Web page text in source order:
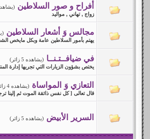
أفراح و صور السلاطين (يشاهده 14
زواج , تهاني , مواليد
مجالس وَ أشعار السلاطين
يهتم بأمور السلاطين عامة وبكل مايخص
في ضيافــتـنــا (يشاهده 5 زائر)
يختص بشؤون الزيارات التي تجريها إدارة
التعازي وَ المواساة (يشاهده 4 زائر)
قال تعالى [ كل نفس ذائقة الموت ثم إلينا
السرير الأبيض (يشاهده 5 زائر)